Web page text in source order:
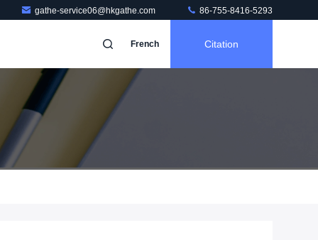
gathe-service06@hkgathe.com 86-755-8416-5293
French Citation